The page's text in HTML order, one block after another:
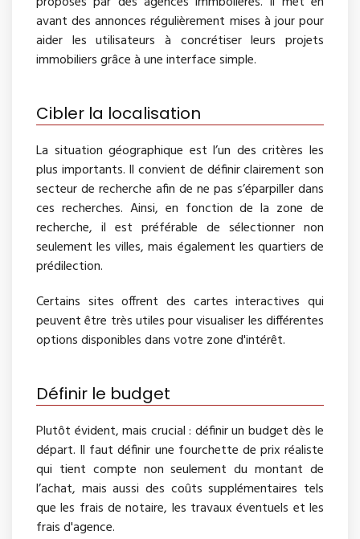
avant des annonces régulièrement mises à jour pour
aider les utilisateurs à concrétiser leurs projets
immobiliers grâce à une interface simple.
Cibler la localisation
La situation géographique est l’un des critères les
plus importants. Il convient de définir clairement son
secteur de recherche afin de ne pas s’éparpiller dans
ces recherches. Ainsi, en fonction de la zone de
recherche, il est préférable de sélectionner non
seulement les villes, mais également les quartiers de
prédilection.
Certains sites offrent des cartes interactives qui
peuvent être très utiles pour visualiser les différentes
options disponibles dans votre zone d'intérêt.
Définir le budget
Plutôt évident, mais crucial : définir un budget dès le
départ. Il faut définir une fourchette de prix réaliste
qui tient compte non seulement du montant de
l’achat, mais aussi des coûts supplémentaires tels
que les frais de notaire, les travaux éventuels et les
frais d'agence.